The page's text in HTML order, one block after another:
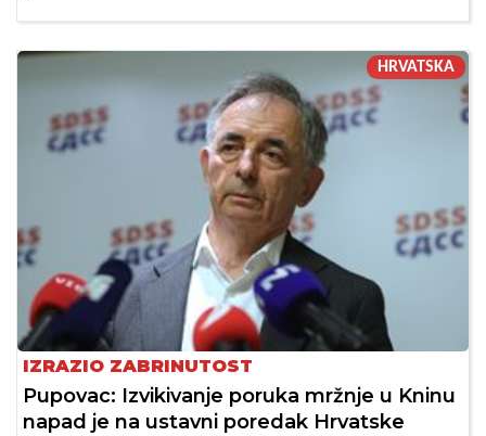
HRVATSKA
IZRAZIO ZABRINUTOST
Pupovac: Izvikivanje poruka mržnje u Kninu
napad je na ustavni poredak Hrvatske